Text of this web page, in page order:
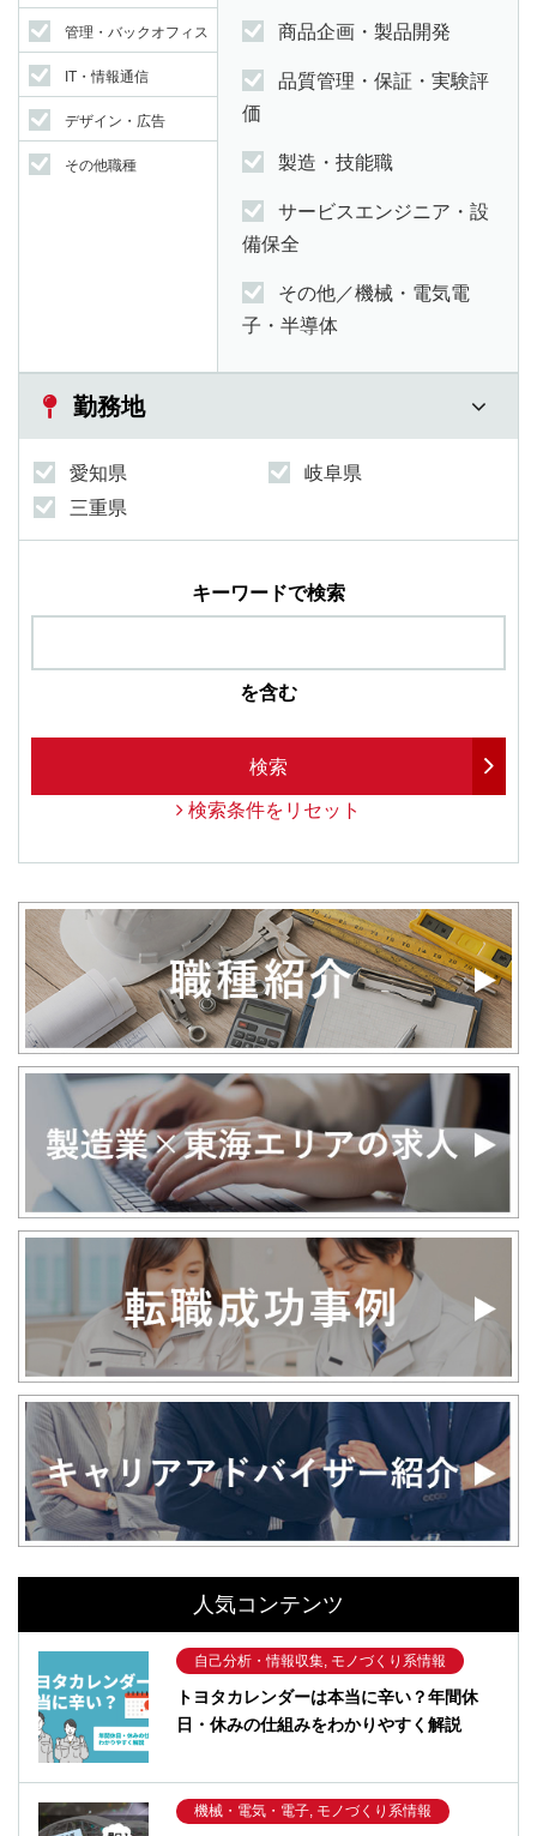
管理・バックオフィス
IT・情報通信
デザイン・広告
その他職種
商品企画・製品開発
品質管理・保証・実験評
価
製造・技能職
サービスエンジニア・設
備保全
その他／機械・電気電
子・半導体
勤務地
愛知県
岐阜県
三重県
キーワードで検索
を含む
検索
検索条件をリセット
人気コンテンツ
自己分析・情報収集, モノづくり系情報
トヨタカレンダーは本当に辛い？年間休
日・休みの仕組みをわかりやすく解説
機械・電気・電子, モノづくり系情報